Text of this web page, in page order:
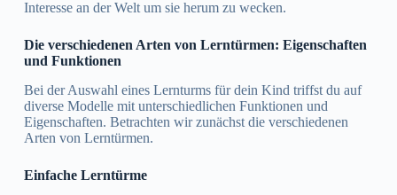
Interesse an der Welt um sie herum zu wecken.
Die verschiedenen Arten von Lerntürmen: Eigenschaften
und Funktionen
Bei der Auswahl eines Lernturms für dein Kind triffst du auf
diverse Modelle mit unterschiedlichen Funktionen und
Eigenschaften. Betrachten wir zunächst die verschiedenen
Arten von Lerntürmen.
Einfache Lerntürme